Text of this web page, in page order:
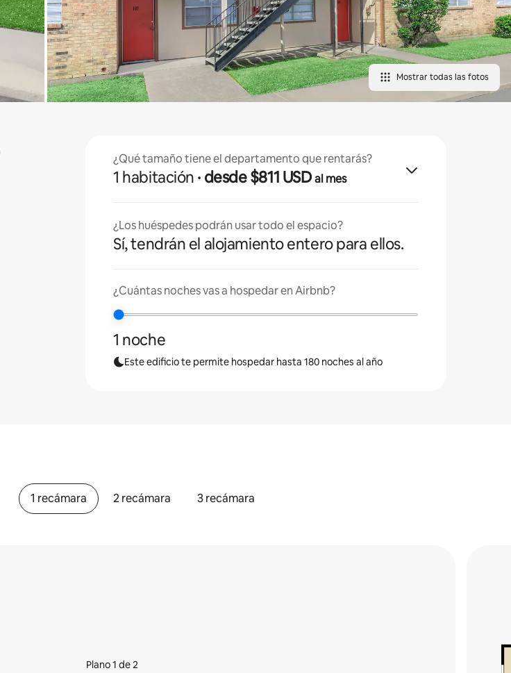
Mostrar todas las fotos
¿Qué tamaño tiene el departamento que rentarás?
1 habitación · desde $811 USDal mes
¿Los huéspedes podrán usar todo el espacio?
Sí, tendrán el alojamiento entero para ellos.
¿Cuántas noches vas a hospedar en Airbnb?
1 noche
Este edificio te permite hospedar hasta 180 noches al año
1 recámara 2 recámara 3 recámara
Plano 1 de 2